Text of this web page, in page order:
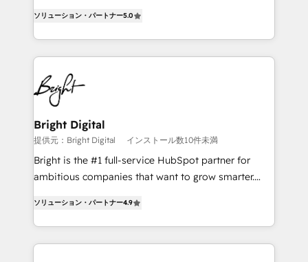
implementations for mid-market & enterprise
companies. We are woman-owned, powered by
coffee, and we ❤️ dogs. We produce award-winning
work for our clients. 🏆2023 Technical Expertise
Impact Award 🏆2022 Technical Expertise Impact
Award 🏆2022 Platform Migration Excellence Impact
Award 🏆2020 Elite Solutions Partner 🏆2019
Integrations HubSpot Impact Award 🏆2019
Marketing Enablement HubSpot Impact Award 🏆
2018 Website Design HubSpot Impact Award 🏆2017
Growth-Driven Design Agency of the Year 🏆2016
Sales Enablement HubSpot Impact Award 🏆2015
ソリューション・パートナー5.0
Bright Digital
提供元：Bright Digital インストール数10件未満
Bright is the #1 full-service HubSpot partner for
ambitious companies that want to grow smarter.
developing a new website to lead generation and
digital marketing; we do it all (and with great
results)! In short, our services include: - HubSpot
ソリューション・パートナー4.9